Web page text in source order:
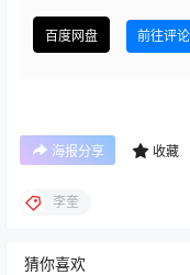
百度网盘 前往评论
海报分享 收藏
李奎
猜你喜欢